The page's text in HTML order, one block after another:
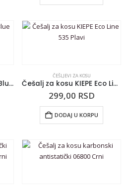
Češalj za kosu COMAIR Blue Profi Line 407
ČEŠLJEVI ZA KOSU
Češalj za kosu KIEPE Eco Line 535 Plavi
299,00 RSD
DODAJ U KORPU